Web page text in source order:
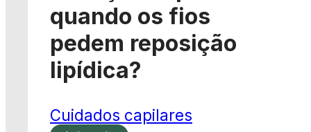
Cuidados capilares
Leia mais